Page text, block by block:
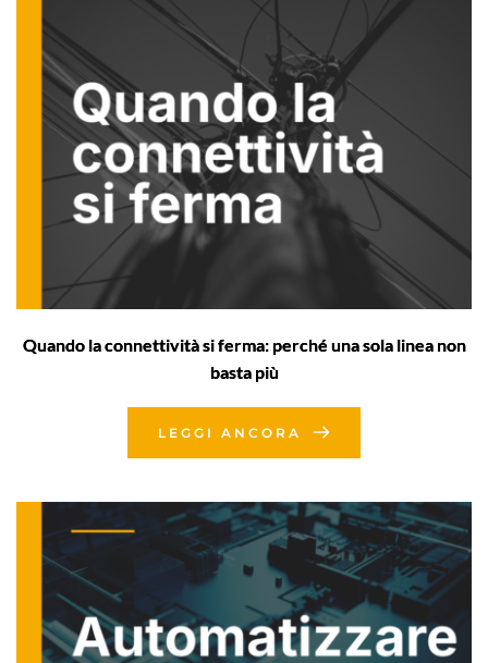
Quando la connettività si ferma: perché una sola linea non
basta più
LEGGI ANCORA